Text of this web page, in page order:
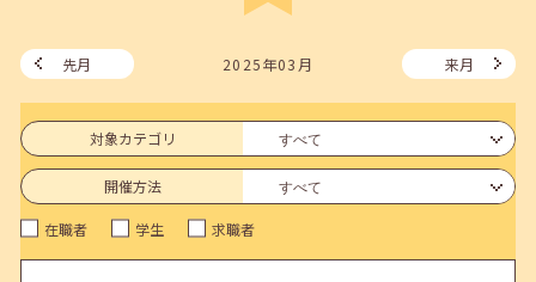
jobcafeからのお知らせ
についてのお知らせ
2026年04月25日(土) jobcafeからのお知らせ
5月のセミナー情報を公開いたしました。
2026年04月02日(木) jobcafeからのお知らせ
先月 2025年03月 来月
対象カテゴリ
開催方法
在職者 学生 求職者